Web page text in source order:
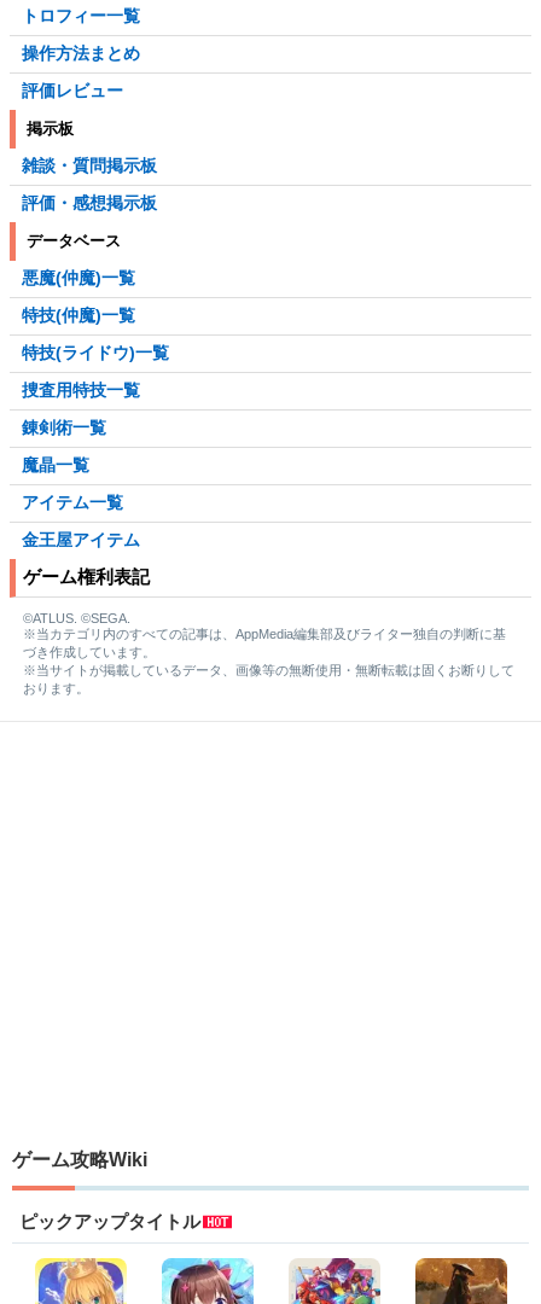
トロフィー一覧
操作方法まとめ
評価レビュー
掲示板
雑談・質問掲示板
評価・感想掲示板
データベース
悪魔(仲魔)一覧
特技(仲魔)一覧
特技(ライドウ)一覧
捜査用特技一覧
錬剣術一覧
魔晶一覧
アイテム一覧
金王屋アイテム
ゲーム権利表記
©ATLUS. ©SEGA.
※当カテゴリ内のすべての記事は、AppMedia編集部及びライター独自の判断に基
づき作成しています。
※当サイトが掲載しているデータ、画像等の無断使用・無断転載は固くお断りして
おります。
ゲーム攻略Wiki
ピックアップタイトル